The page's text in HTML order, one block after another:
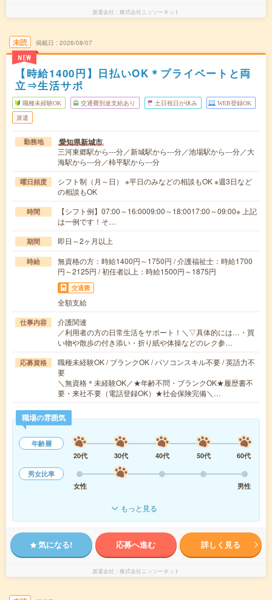
派遣会社 株式会社ニッソーネット
未読
NEW
掲載日 2026/08/07
【時給1400円】日払いOK＊プライベートと両
立⇒生活サポ
職種未経験OK 交通費別途支給あり 土日祝日が休み WEB登録OK
派遣
勤務地 愛知県新城市
三河東郷駅から---分／新城駅から---分／池場駅から---分／大
海駅から---分／柿平駅から---分
曜日頻度
シフト制（月～日） ※平日のみなどの相談もOK ※週3日など
の相談もOK
時間
【シフト例】07:00～16:0009:00～18:0017:00～09:00※ 上記
は一例です！そ…
期間 即日～2ヶ月以上
時給
無資格の方：時給1400円～1750円 / 介護福祉士：時給1700
円～2125円 / 初任者以上：時給1500円～1875円
交通費
全額支給
仕事内容
介護関連
／利用者の方の日常生活をサポート！＼▽具体的には…・買
い物や散歩の付き添い・折り紙や体操などのレク参…
応募資格
職種未経験OK / ブランクOK / パソコンスキル不要 / 英語力不
要
＼無資格＊未経験OK／★年齢不問・ブランクOK★履歴書不
要・来社不要（電話登録OK）★社会保険完備＼…
職場の雰囲気
年齢層
20代
30代 40代 50代
60代
男女比率
女性
男性
もっと見る
気になる! 応募へ進む 詳しく見る
派遣会社 株式会社ニッソーネット